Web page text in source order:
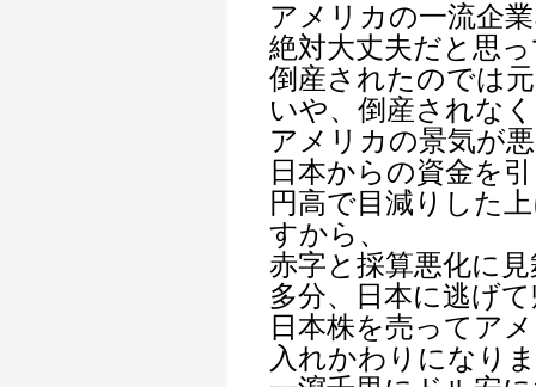
アメリカの一流企
絶対大丈夫だと思
倒産されたのでは
いや、倒産されな
アメリカの景気が
日本からの資金を
円高で目減りした
すから、
赤字と採算悪化に
多分、日本に逃げ
日本株を売ってア
入れかわりになり